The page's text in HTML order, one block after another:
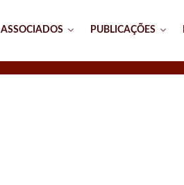
ASSOCIADOS PUBLICAÇÕES